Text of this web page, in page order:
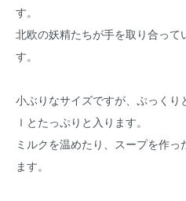
す。
北欧の妖精たちが手を取り合って
す。
小ぶりなサイズですが、ぷっくり
ｌとたっぷりと入ります。
ミルクを温めたり、スープを作
ます。